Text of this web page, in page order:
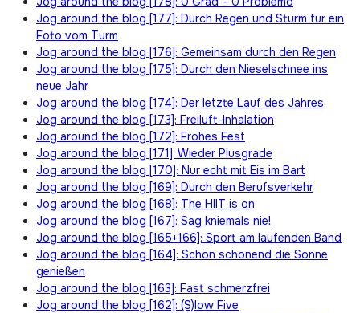
Jog around the blog [177]: Durch Regen und Sturm für ein
Foto vom Turm
Jog around the blog [176]: Gemeinsam durch den Regen
Jog around the blog [175]: Durch den Nieselschnee ins
neue Jahr
Jog around the blog [174]: Der letzte Lauf des Jahres
Jog around the blog [173]: Freiluft-Inhalation
Jog around the blog [172]: Frohes Fest
Jog around the blog [171]: Wieder Plusgrade
Jog around the blog [170]: Nur echt mit Eis im Bart
Jog around the blog [169]: Durch den Berufsverkehr
Jog around the blog [168]: The HIIT is on
Jog around the blog [167]: Sag kniemals nie!
Jog around the blog [165+166]: Sport am laufenden Band
Jog around the blog [164]: Schön schonend die Sonne
genießen
Jog around the blog [163]: Fast schmerzfrei
Jog around the blog [162]: (S)low Five